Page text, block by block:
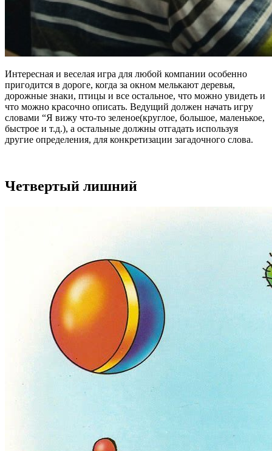
Интересная и веселая игра для любой компании особенно
пригодится в дороге, когда за окном мелькают деревья,
дорожные знаки, птицы и все остальное, что можно увидеть и
что можно красочно описать. Ведущий должен начать игру
словами “Я вижу что-то зеленое(круглое, большое, маленькое,
быстрое и т.д.), а остальные должны отгадать используя
другие определения, для конкретизации загадочного слова.
Четвертый лишний